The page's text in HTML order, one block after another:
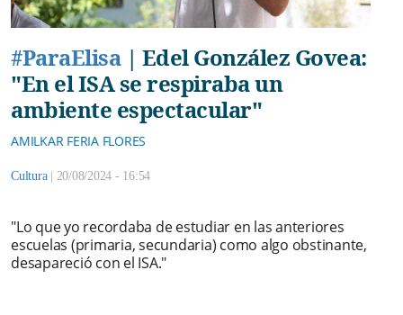
#ParaElisa| Edel González Govea:
"En el ISA se respiraba un
ambiente espectacular"
AMILKAR FERIA FLORES
Cultura | 20/08/2024 - 16:54
"Lo que yo recordaba de estudiar en las anteriores
escuelas (primaria, secundaria) como algo obstinante,
desapareció con el ISA."